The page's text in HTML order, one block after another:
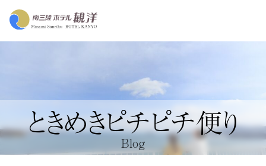
ときめきピチピチ便り
Blog